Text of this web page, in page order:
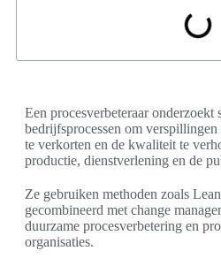
Een procesverbeteraar onderzoekt
bedrijfsprocessen om
te verkorten en de kwaliteit te
productie, dienstverlening en de
Ze gebruiken methoden zoals
gecombineerd met change
duurzame procesverbetering en
organisaties.